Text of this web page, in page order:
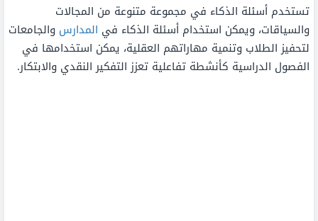
تستخدم أسئلة الذكاء في مجموعة متنوعة من المجالات
والسياقات، ويمكن استخدام أسئلة الذكاء في المدارس والجامعات
لتحفيز الطلاب وتنمية مهاراتهم العقلية، يمكن استخدامها في
الفصول الدراسية كأنشطة تفاعلية تعزز التفكير النقدي والابتكار.